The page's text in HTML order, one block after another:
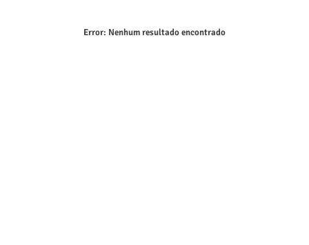
Error: Nenhum resultado encontrado